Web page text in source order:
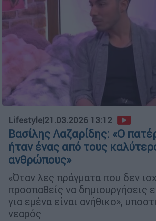
Lifestyle|21.03.2026 13:12
Βασίλης Λαζαρίδης: «Ο
ήταν ένας από τους
ανθρώπους»
«Όταν λες πράγματα που δεν
προσπαθείς να δημιουργήσεις
για εμένα είναι ανήθικο»,
νεαρός